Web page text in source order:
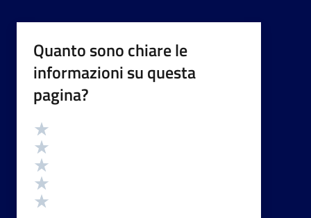
Quanto sono chiare le
informazioni su questa
pagina?
Valutazione